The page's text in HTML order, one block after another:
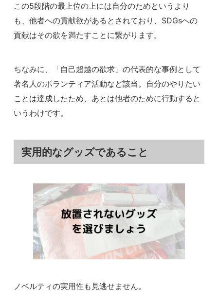
この5段階の最上位の上には自分のためというより
も、他者への貢献欲があるとされており、SDGsへの
貢献はその欲を満たすことに繋がります。
ちなみに、「自己超越の欲求」の代表的な事例として
著名人のボランティア活動など該当。自分のやりたい
ことは達成したため、あとは他者のために行動すると
いうわけです。
実用的なグッズであること
ノベルティの実用性も見逃せません。